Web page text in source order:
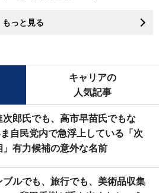
もっと見る
キャリアの
人気記事
次郎氏でも、高市早苗氏でもな
自民党内で急浮上している「次
」有力候補の意外な名前
ブルでも、旅行でも、美術品収集